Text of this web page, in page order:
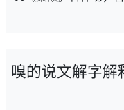
嗅的说文解字解